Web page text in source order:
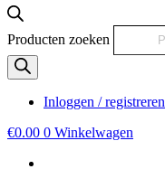
Producten zoeken
Inloggen / registreren
€0.00 0 Winkelwagen